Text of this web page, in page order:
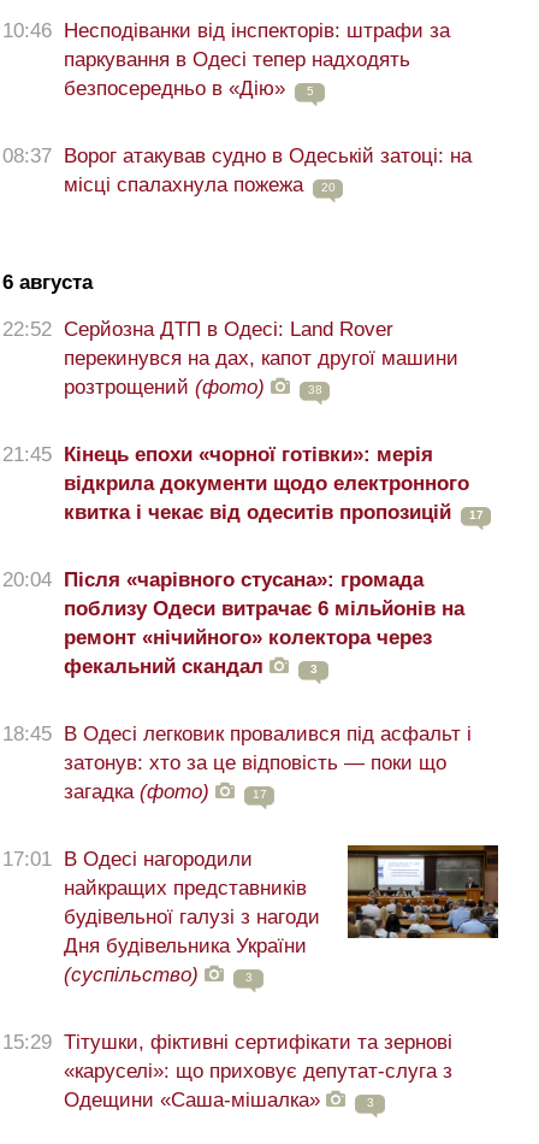
10:46 Несподіванки від інспекторів: штрафи за
паркування в Одесі тепер надходять
безпосередньо в «Дію»
5
08:37 Ворог атакував судно в Одеській затоці: на
місці спалахнула пожежа
20
6 августа
22:52 Серйозна ДТП в Одесі: Land Rover
перекинувся на дах, капот другої машини
розтрощений (фото) 38
21:45 Кінець епохи «чорної готівки»: мерія
відкрила документи щодо електронного
квитка і чекає від одеситів пропозицій
17
20:04 Після «чарівного стусана»: громада
поблизу Одеси витрачає 6 мільйонів на
ремонт «нічийного» колектора через
фекальний скандал
3
18:45 В Одесі легковик провалився під асфальт і
затонув: хто за це відповість — поки що
загадка (фото) 17
17:01
В Одесі нагородили
найкращих представників
будівельної галузі з нагоди
Дня будівельника України
(суспільство)
3
15:29 Тітушки, фіктивні сертифікати та зернові
«каруселі»: що приховує депутат-слуга з
Одещини «Саша-мішалка»
3